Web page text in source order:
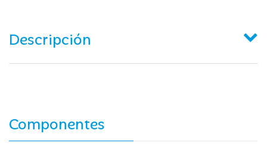
Descripción
Componentes